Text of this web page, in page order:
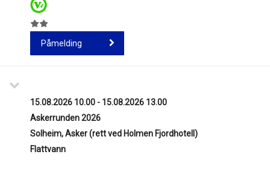
Påmelding
15.08.2026 10.00 - 15.08.2026 13.00
Askerrunden 2026
Solheim, Asker (rett ved Holmen Fjordhotell)
Flattvann